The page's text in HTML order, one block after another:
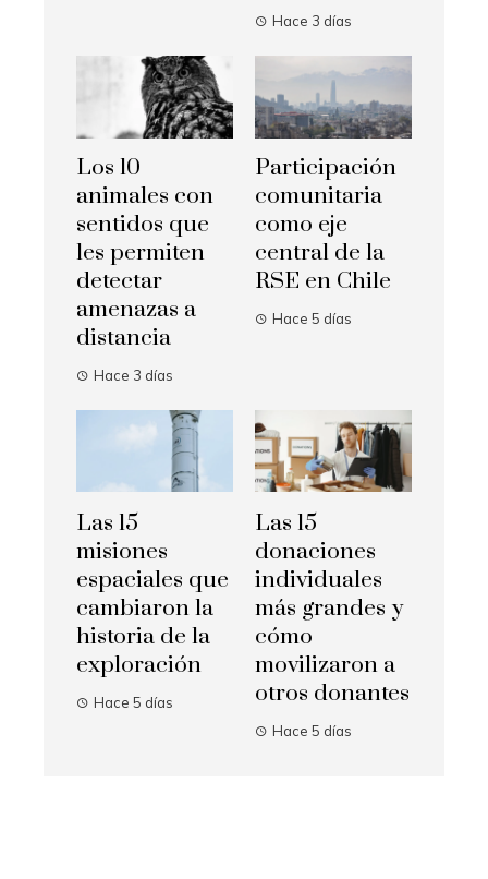
Hace 3 días
Los 10
animales con
sentidos que
les permiten
detectar
amenazas a
distancia
Hace 3 días
Participación
comunitaria
como eje
central de la
RSE en Chile
Hace 5 días
Las 15
misiones
espaciales que
cambiaron la
historia de la
exploración
Hace 5 días
Las 15
donaciones
individuales
más grandes y
cómo
movilizaron a
otros donantes
Hace 5 días